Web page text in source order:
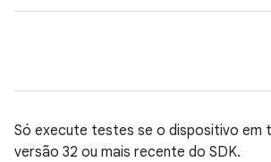
Só execute testes se o dispositivo em
versão 32 ou mais recente do SDK.